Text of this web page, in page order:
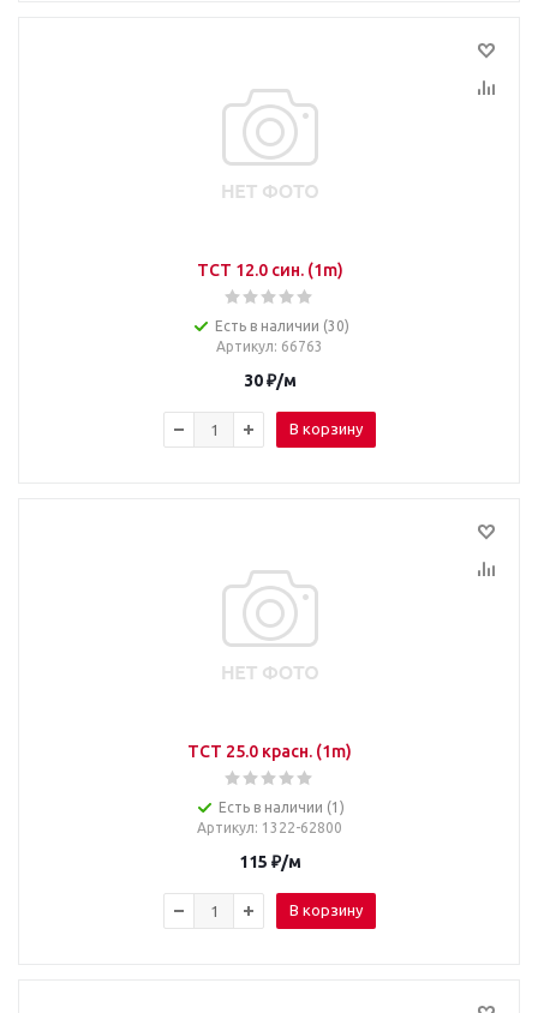
TCT 12.0 син. (1m)
Есть в наличии (30)
Артикул: 66763
30₽/м
В корзину
TCT 25.0 красн. (1m)
Есть в наличии (1)
Артикул: 1322-62800
115 ₽/м
В корзину